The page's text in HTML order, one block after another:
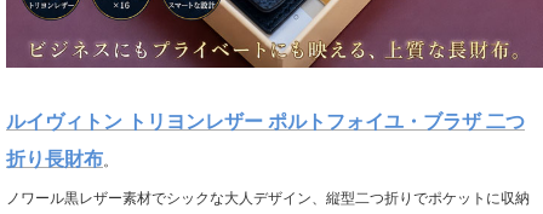
ルイヴィトン トリヨンレザー ポルトフォイユ・ブラザ 二つ
折り長財布。
ノワール黒レザー素材でシックな大人デザイン、縦型二つ折りでポケットに収納